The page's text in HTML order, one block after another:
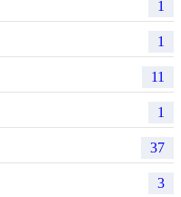
1
1
11
1
37
3